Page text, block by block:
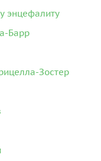
энцефалиту
Барр
Зостер